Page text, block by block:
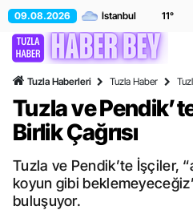
09.08.2026 11°
Tuzla Haberleri Tuzla Haber
Tuzla ve
Birlik Çağrısı
Tuzla ve Pendik’te İşçiler,
koyun gibi
buluşuyor.